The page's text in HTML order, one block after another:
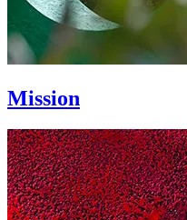
Mission